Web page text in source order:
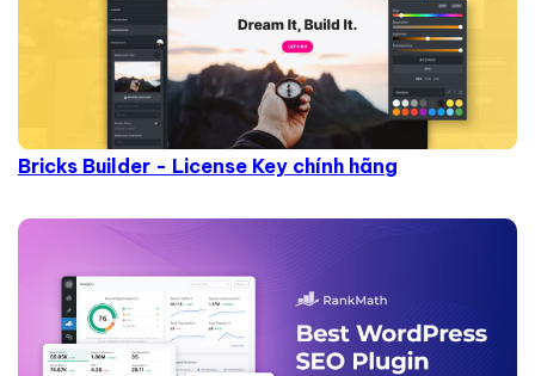
Bricks Builder - License Key chính hãng